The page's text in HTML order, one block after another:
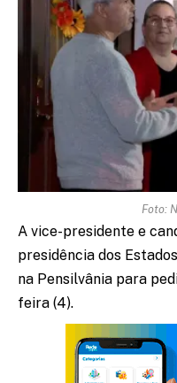
Foto:
A vice-presidente e
presidência dos
na Pensilvânia para
feira (4).